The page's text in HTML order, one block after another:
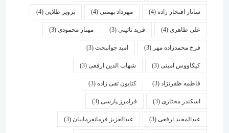
ساناز افتخار زاده(4) مهرداد بهمنی (4) پرویز طلایی(4)
علی طاهری(4) فرید نائینی(3) مهناز محمودی(3)
فرخ محمدزاده مهر(3) امید جوانبخت(3)
کیکاووس امینی(3) شهاب الدین ارفعی(3)
فاطمه ظفرنژاد(3) کتایون تقی زاده(3)
اسكندر مختاری (3) فرامرز پارسی(3)
عبدالمجید ارفعی(3) عبدالعزیز فرمانفرماییان(3)